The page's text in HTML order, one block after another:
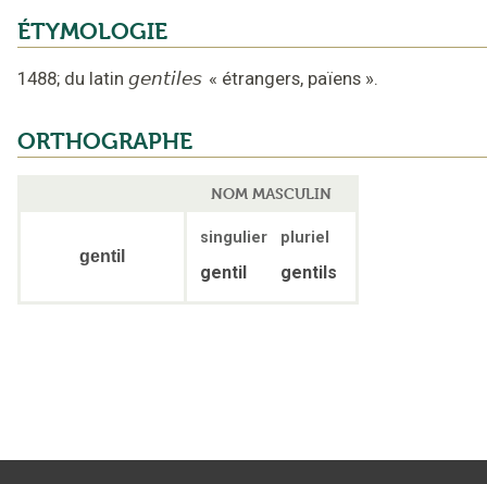
ÉTYMOLOGIE
1488; du latin gentiles « étrangers, païens ».
ORTHOGRAPHE
NOM MASCULIN
gentil
singulier pluriel
gentil gentils